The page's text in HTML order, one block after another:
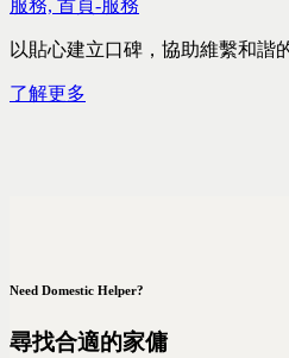
服務, 首頁-服務
以貼心建立口碑，協助維繫和諧
了解更多
Need Domestic Helper?
尋找合適的家傭